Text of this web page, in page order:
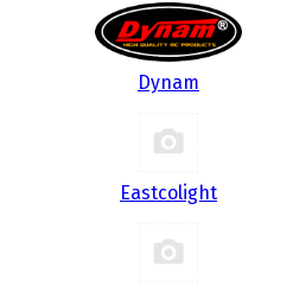
Dynam
Eastcolight